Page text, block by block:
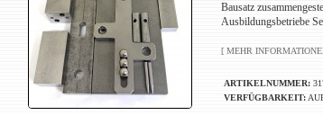
Bausatz
Ausbildungsbetriebe
[ MEHR
ARTIKELNUMMER:
VERFÜGBARKEIT: